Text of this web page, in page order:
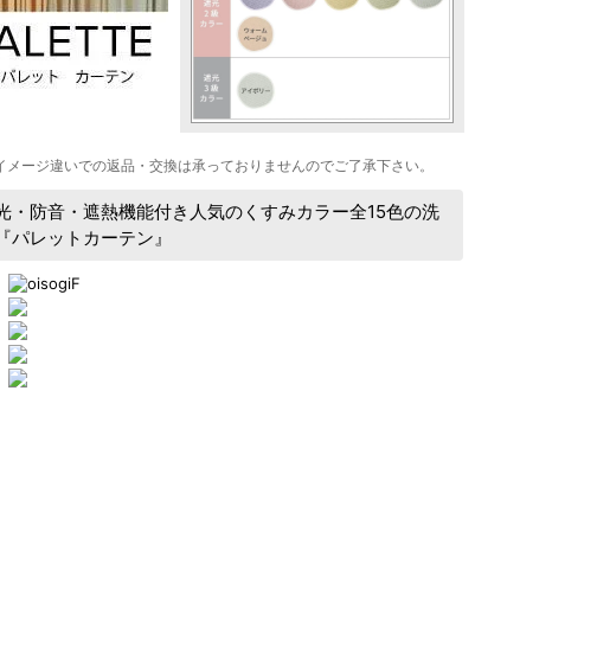
ージ違いでの返品・交換は承っておりませんのでご了承下さい。
・防音・遮熱機能付き人気のくすみカラー全15色の洗
レットカーテン』